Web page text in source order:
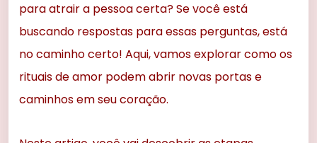
para atrair a pessoa certa? Se você está
buscando respostas para essas perguntas, está
no caminho certo! Aqui, vamos explorar como os
rituais de amor podem abrir novas portas e
caminhos em seu coração.